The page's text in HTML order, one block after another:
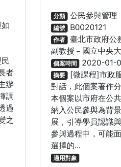
者
辦
調
過
之
分類 公民參與管理
編號 B0020121
作者 臺北市政府公
副教授－國立中央
個案時間 2020-01-
摘要 [微課程]市政
對話，此個案著作
本個案以市府在公
納入公民參與為背
展，引導學員認識
參與過程中，可能
選擇的...
適用對象